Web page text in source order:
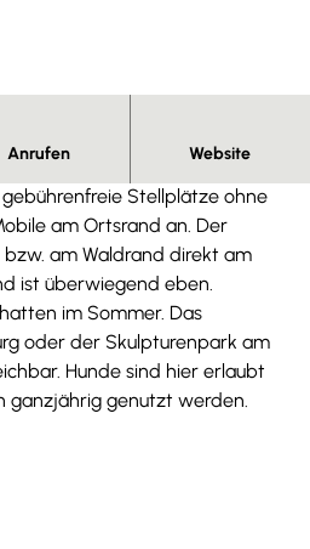
Anrufen Website
Liebenburg!
Stellplätze ohne
am Ortsrand an. Der
am Waldrand direkt am
ist überwiegend eben.
im Sommer. Das
oder der Skulpturenpark am
Hunde sind hier erlaubt
ganzjährig genutzt werden.